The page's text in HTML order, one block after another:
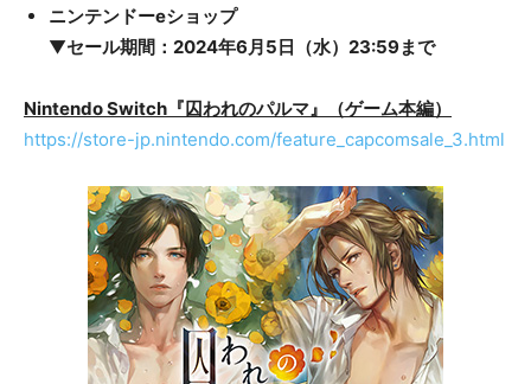
ニンテンドーeショップ
▼セール期間：2024年6月5日（水）23:59まで
Nintendo Switch『囚われのパルマ』（ゲーム本編）
https://store-jp.nintendo.com/feature_capcomsale_3.html